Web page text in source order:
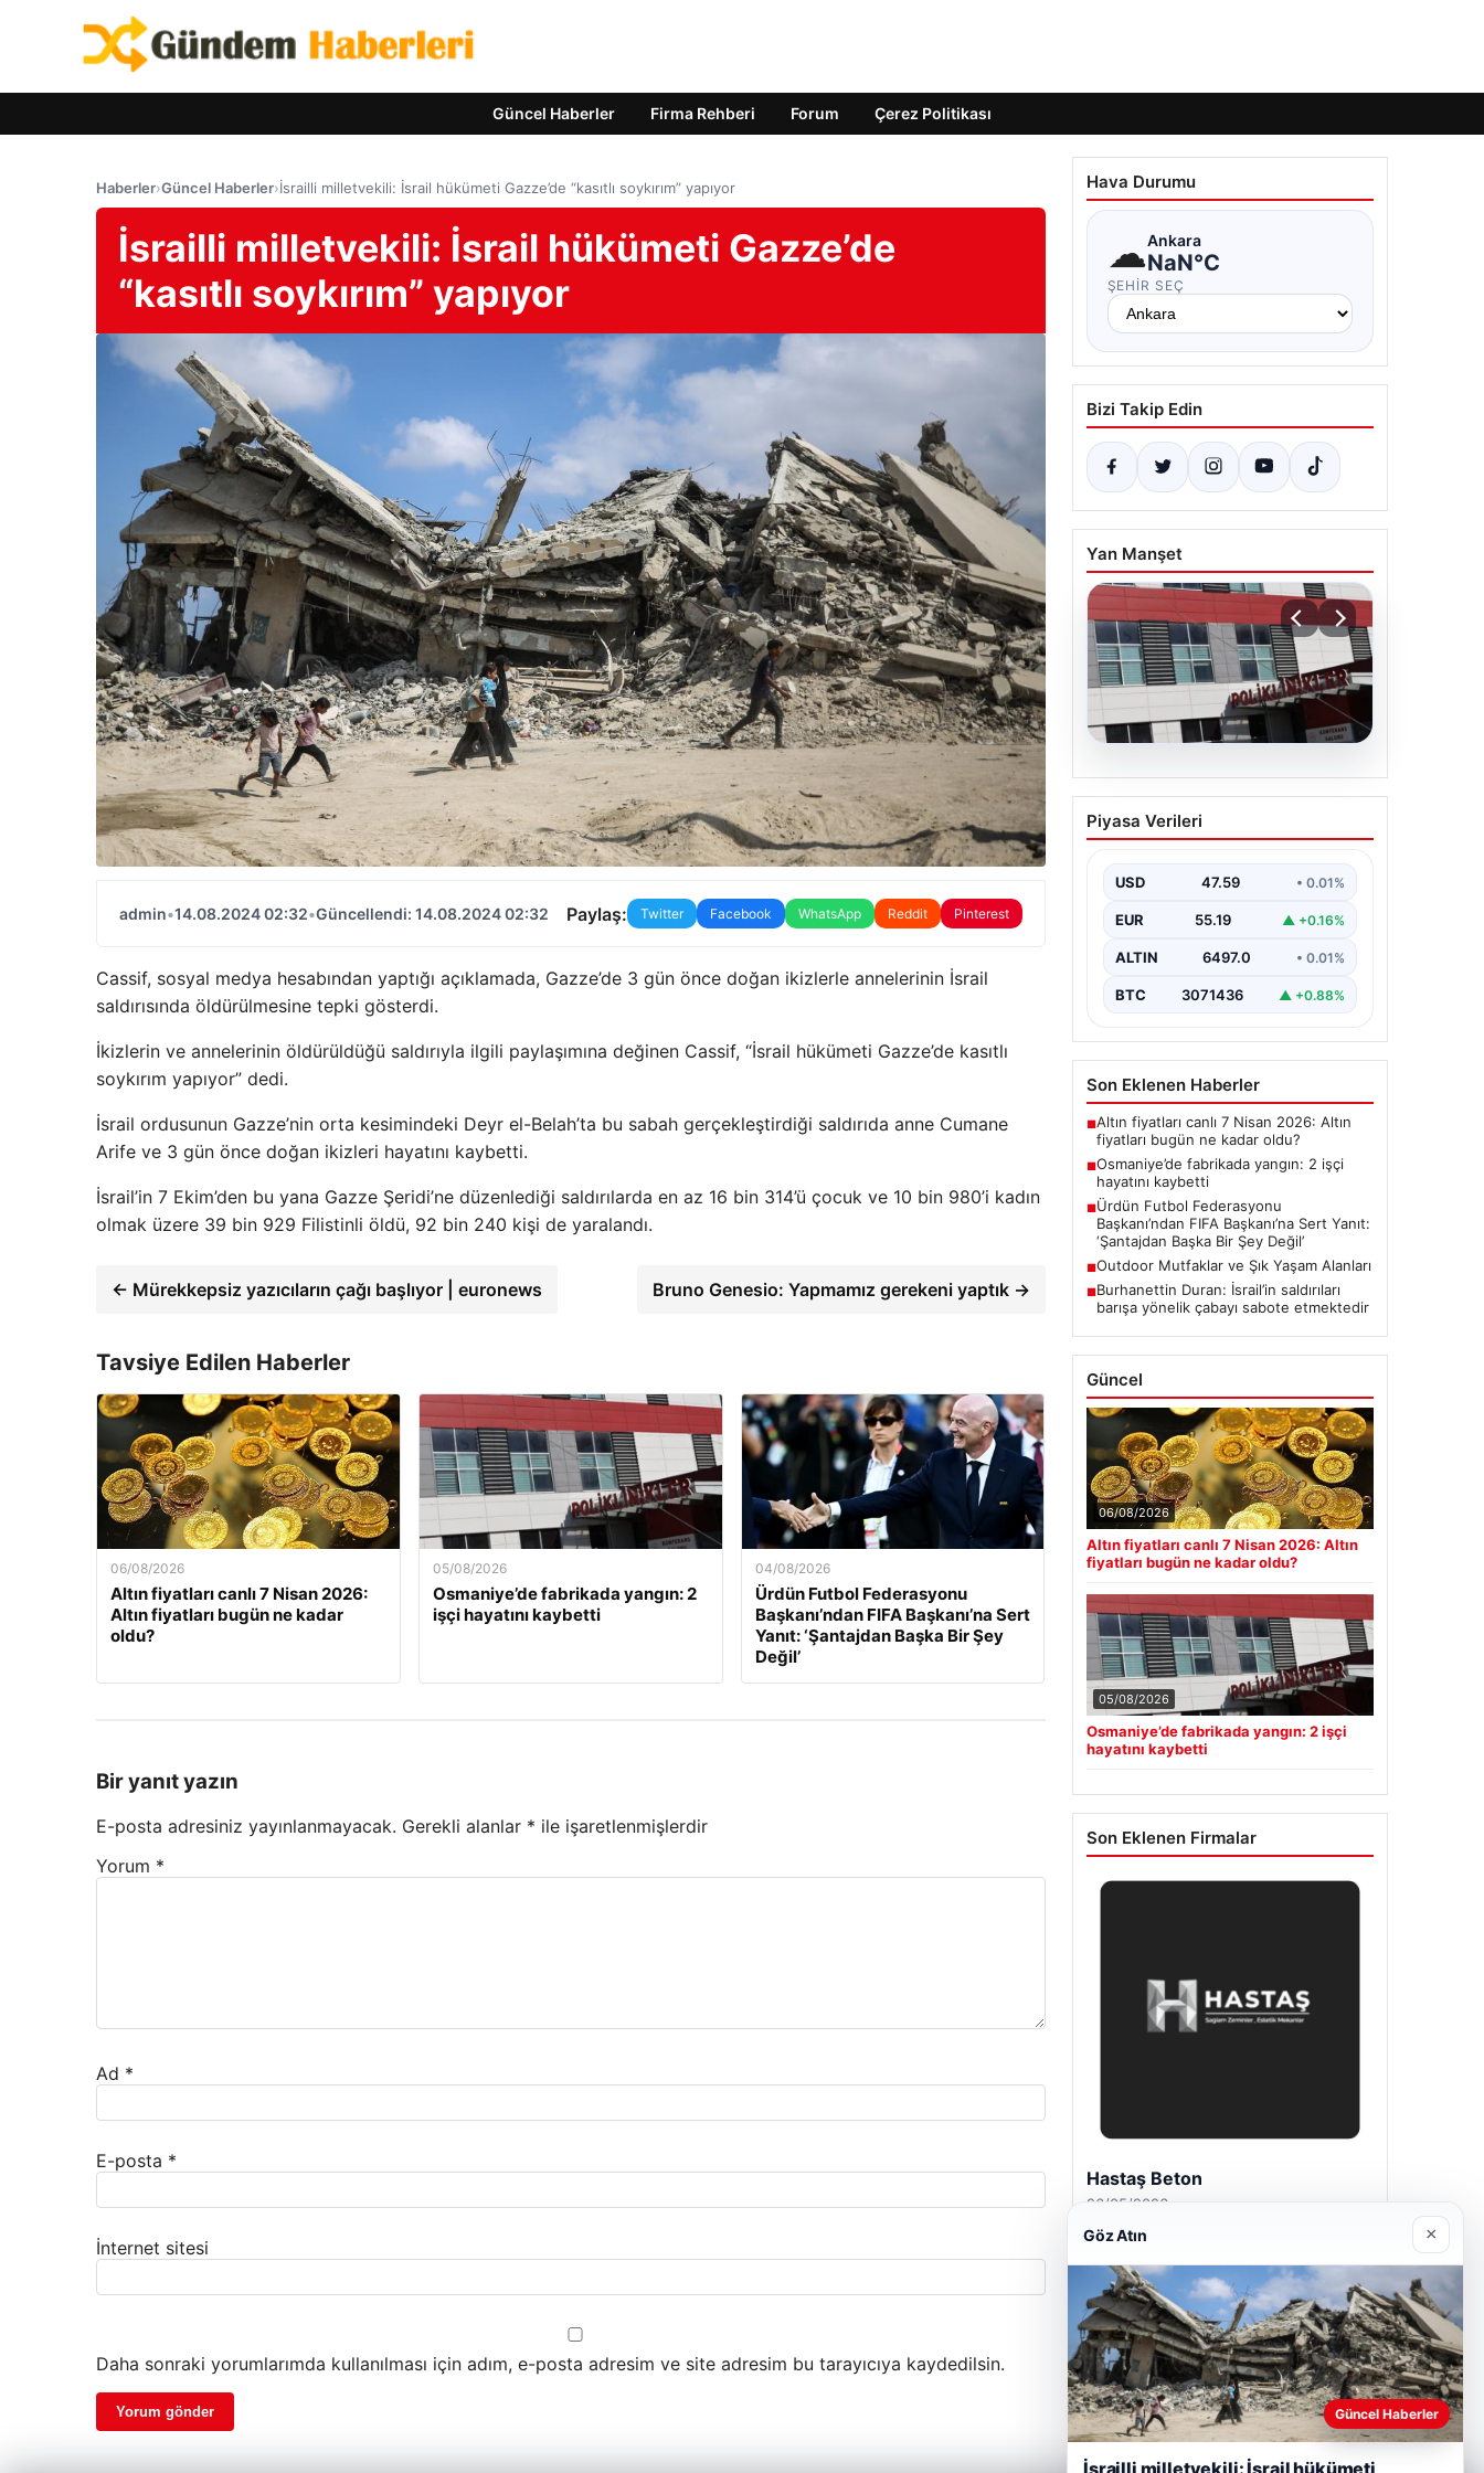
Güncel Haberler Firma Rehberi Forum Çerez Politikası
Haberler›Güncel Haberler›İsrailli milletvekili: İsrail hükümeti Gazze’de “kasıtlı soykırım” yapıyor
İsrailli milletvekili: İsrail hükümeti Gazze’de
“kasıtlı soykırım” yapıyor
admin•14.08.2024 02:32•Güncellendi: 14.08.2024 02:32 Paylaş: Twitter Facebook WhatsApp Reddit Pinterest
Cassif, sosyal medya hesabından yaptığı açıklamada, Gazze’de 3 gün önce doğan ikizlerle annelerinin İsrail
saldırısında öldürülmesine tepki gösterdi.
İkizlerin ve annelerinin öldürüldüğü saldırıyla ilgili paylaşımına değinen Cassif, “İsrail hükümeti Gazze’de kasıtlı
soykırım yapıyor” dedi.
İsrail ordusunun Gazze’nin orta kesimindeki Deyr el-Belah’ta bu sabah gerçekleştirdiği saldırıda anne Cumane
Arife ve 3 gün önce doğan ikizleri hayatını kaybetti.
İsrail’in 7 Ekim’den bu yana Gazze Şeridi’ne düzenlediği saldırılarda en az 16 bin 314’ü çocuk ve 10 bin 980’i kadın
olmak üzere 39 bin 929 Filistinli öldü, 92 bin 240 kişi de yaralandı.
← Mürekkepsiz yazıcıların çağı başlıyor | euronews Bruno Genesio: Yapmamız gerekeni yaptık →
Tavsiye Edilen Haberler
06/08/2026
Altın fiyatları canlı 7 Nisan 2026:
Altın fiyatları bugün ne kadar
oldu?
05/08/2026
Osmaniye’de fabrikada yangın: 2
işçi hayatını kaybetti
04/08/2026
Ürdün Futbol Federasyonu
Başkanı’ndan FIFA Başkanı’na Sert
Yanıt: ‘Şantajdan Başka Bir Şey
Değil’
Bir yanıt yazın
E-posta adresiniz yayınlanmayacak. Gerekli alanlar * ile işaretlenmişlerdir
Yorum *
Ad *
E-posta *
İnternet sitesi
Daha sonraki yorumlarımda kullanılması için adım, e-posta adresim ve site adresim bu tarayıcıya kaydedilsin.
Hava Durumu
☁Ankara
NaN°C
ŞEHIR SEÇ
Bizi Takip Edin
Yan Manşet
05.08.2026
Osmaniye’de fabrikada
yangın: 2 işçi hayatını
Piyasa Verileri
USD 47.59 • 0.01%
EUR 55.19 ▲ +0.16%
ALTIN 6497.0 • 0.01%
BTC 3071436 ▲ +0.88%
Son Eklenen Haberler
■Altın fiyatları canlı 7 Nisan 2026: Altın
fiyatları bugün ne kadar oldu?
■Osmaniye’de fabrikada yangın: 2 işçi
hayatını kaybetti
■Ürdün Futbol Federasyonu
Başkanı’ndan FIFA Başkanı’na Sert Yanıt:
‘Şantajdan Başka Bir Şey Değil’
■Outdoor Mutfaklar ve Şık Yaşam Alanları
■Burhanettin Duran: İsrail’in saldırıları
barışa yönelik çabayı sabote etmektedir
Güncel
06/08/2026
Altın fiyatları canlı 7 Nisan 2026: Altın
fiyatları bugün ne kadar oldu?
05/08/2026
Osmaniye’de fabrikada yangın: 2 işçi
hayatını kaybetti
Son Eklenen Firmalar
Enes Kaplan Avukatlık Bürosu
28/04/2026
Göz Atın ×
Güncel Haberler
İsrailli milletvekili: İsrail hükümeti